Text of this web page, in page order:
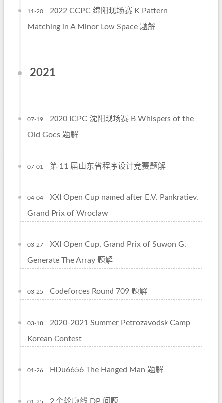
11-20
2022 CCPC 绵阳现场赛 K Pattern
Matching in A Minor Low Space 题解
2021
07-19
2020 ICPC 沈阳现场赛 B Whispers of the
Old Gods 题解
07-01 第 11 届山东省程序设计竞赛题解
04-04
XXI Open Cup named after E.V. Pankratiev.
Grand Prix of Wroclaw
03-27
XXI Open Cup, Grand Prix of Suwon G.
Generate The Array 题解
03-25 Codeforces Round 709 题解
03-18
2020-2021 Summer Petrozavodsk Camp
Korean Contest
01-26 HDu6656 The Hanged Man 题解
01-25 2 个轮廓线 DP 问题